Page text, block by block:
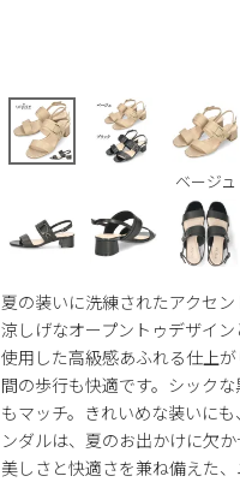
ベージュ
夏の装いに洗練されたアクセ
涼しげなオープントゥデザイ
使用した高級感あふれる仕上
間の歩行も快適です。シック
もマッチ。きれいめな装いに
ンダルは、夏のお出かけに欠
美しさと快適さを兼ね備えた